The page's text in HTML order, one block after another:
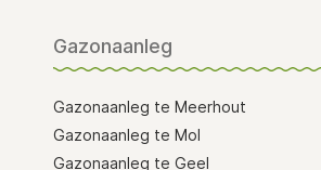
Gazonaanleg
Gazonaanleg te Meerhout
Gazonaanleg te Mol
Gazonaanleg te Geel